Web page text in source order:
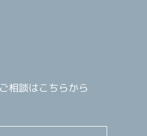
相談はこちらから